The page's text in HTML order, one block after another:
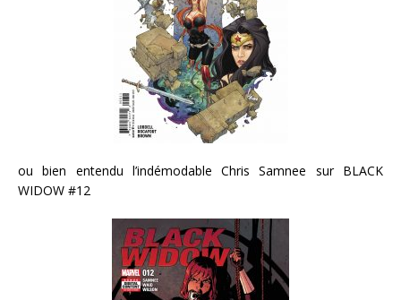
ou bien entendu l’indémodable Chris Samnee sur BLACK
WIDOW #12